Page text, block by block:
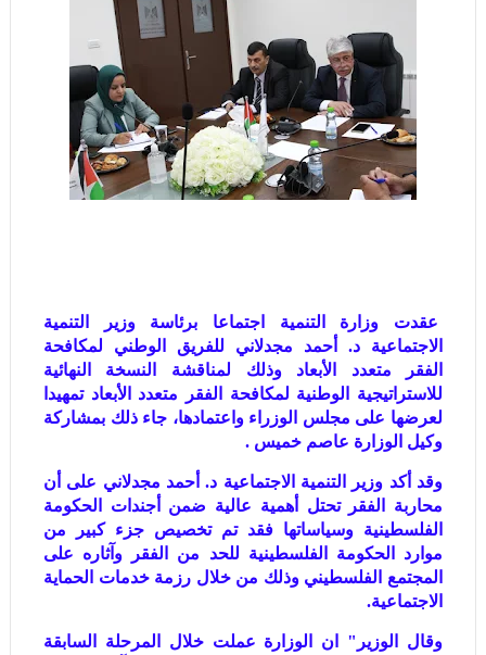
عقدت وزارة التنمية اجتماعا برئاسة وزير التنمية
الاجتماعية د. أحمد مجدلاني للفريق الوطني لمكافحة
الفقر متعدد الأبعاد وذلك لمناقشة النسخة النهائية
للاستراتيجية الوطنية لمكافحة الفقر متعدد الأبعاد تمهيدا
لعرضها على مجلس الوزراء واعتمادها، جاء ذلك بمشاركة
وكيل الوزارة عاصم خميس .
وقد أكد وزير التنمية الاجتماعية د. أحمد مجدلاني على أن
محاربة الفقر تحتل أهمية عالية ضمن أجندات الحكومة
الفلسطينية وسياساتها فقد تم تخصيص جزء كبير من
موارد الحكومة الفلسطينية للحد من الفقر وآثاره على
المجتمع الفلسطيني وذلك من خلال رزمة خدمات الحماية
الاجتماعية.
وقال الوزير" ان الوزارة عملت خلال المرحلة السابقة